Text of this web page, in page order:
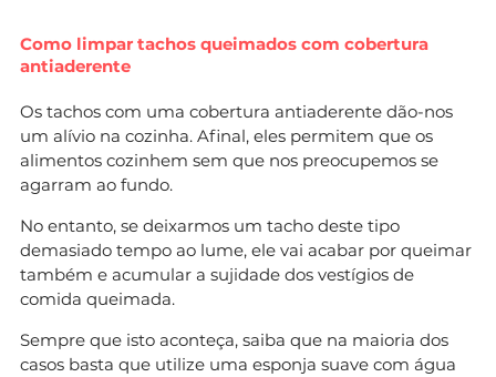
Como limpar tachos queimados com cobertura
antiaderente
Os tachos com uma cobertura antiaderente dão-nos
um alívio na cozinha. Afinal, eles permitem que os
alimentos cozinhem sem que nos preocupemos se
agarram ao fundo.
No entanto, se deixarmos um tacho deste tipo
demasiado tempo ao lume, ele vai acabar por queimar
também e acumular a sujidade dos vestígios de
comida queimada.
Sempre que isto aconteça, saiba que na maioria dos
casos basta que utilize uma esponja suave com água